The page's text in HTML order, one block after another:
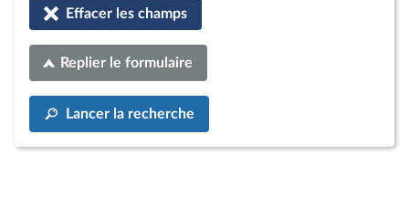
Effacer les champs
Replier le formulaire
Lancer la recherche